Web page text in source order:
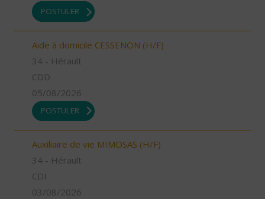
POSTULER
Aide à domicile CESSENON (H/F)
34 - Hérault
CDD
05/08/2026
POSTULER
Auxiliaire de vie MIMOSAS (H/F)
34 - Hérault
CDI
03/08/2026